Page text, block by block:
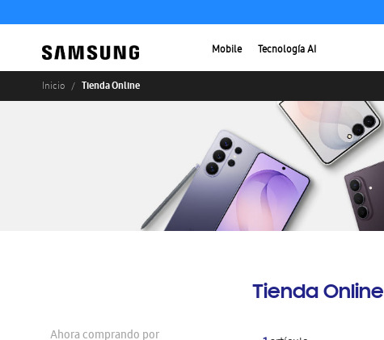
Mobile Tecnología AI
Inicio Tienda Online
Tienda Online